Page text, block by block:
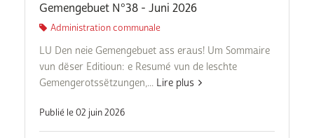
Gemengebuet N°38 - Juni 2026
Administration communale
LU Den neie Gemengebuet ass eraus! Um Sommaire
vun dëser Editioun: e Resumé vun de leschte
Gemengerotssëtzungen,... Lire plus
Publié le 02 juin 2026